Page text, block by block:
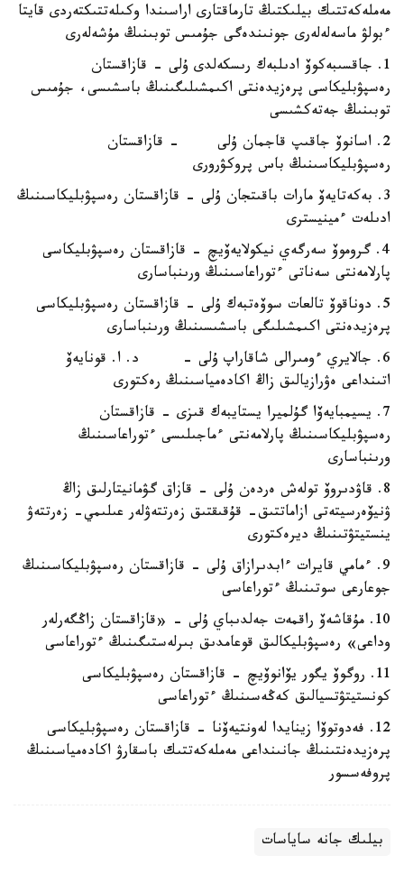
مەملەكەتتىك بيلىكتىڭ تارماقتارى اراسىندا وكىلەتتىكتەردى قايتا
ءبولۋ ماسەلەلەرى جونىندەگى جۇمىس توبىنىڭ مۇشەلەرى
1. جاقسىبەكوۆ ادىلبەك رىسكەلدى ۇلى - قازاقستان
رەسپۋبليكاسى پرەزيدەنتى اكىمشىلىگىنىڭ باسشىسى، جۇمىس
توبىنىڭ جەتەكشىسى
2. اسانوۆ جاقىپ قاجمان ۇلى - قازاقستان
رەسپۋبليكاسىنىڭ باس پروكۋرورى
3. بەكەتايەۆ مارات باقىتجان ۇلى - قازاقستان رەسپۋبليكاسىنىڭ
ادىلەت ءمينيسترى
4. گروموۆ سەرگەي نيكولايەۆيچ - قازاقستان رەسپۋبليكاسى
پارلامەنتى سەناتى ءتوراعاسىنىڭ ورىنباسارى
5. دوناقوۆ تالعات سوۆەتبەك ۇلى - قازاقستان رەسپۋبليكاسى
پرەزيدەنتى اكىمشىلىگى باسشىسىنىڭ ورىنباسارى
6. جالايري ءومىرالى شاقاراپ ۇلى - د. ا. قونايەۆ
اتىنداعى ەۋرازيالىق زاڭ اكادەمياسىنىڭ رەكتورى
7. يسيمبايەۆا گۇلميرا يستايبەك قىزى - قازاقستان
رەسپۋبليكاسىنىڭ پارلامەنتى ءماجىلىسى ءتوراعاسىنىڭ
ورىنباسارى
8. قاۋدىروۆ تولەش ەردەن ۇلى - قازاق گۋمانيتارلىق زاڭ
ۋنيۆەرسيتەتى ازاماتتىق- قۇقىقتىق زەرتتەۋلەر عىلىمي- زەرتتەۋ
ينستيتۋتىنىڭ ديرەكتورى
9. ءمامي قايرات ءابدىرازاق ۇلى - قازاقستان رەسپۋبليكاسىنىڭ
جوعارعى سوتىنىڭ ءتوراعاسى
10. مۇقاشەۆ راقمەت جەلدىباي ۇلى - «قازاقستان زاڭگەرلەر
وداعى» رەسپۋبليكالىق قوعامدىق بىرلەستىگىنىڭ ءتوراعاسى
11. روگوۆ يگور يۆانوۆيچ - قازاقستان رەسپۋبليكاسى
كونستيتۋتسيالىق كەڭەسىنىڭ ءتوراعاسى
12. فەدوتوۆا زينايدا لەونتيەۆنا - قازاقستان رەسپۋبليكاسى
پرەزيدەنتىنىڭ جانىنداعى مەملەكەتتىك باسقارۋ اكادەمياسىنىڭ
پروفەسسور
بيلىك جانە ساياسات